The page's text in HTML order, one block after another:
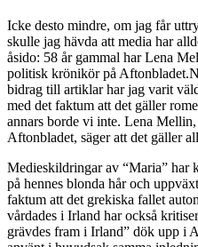
Icke desto mindre, om jag får
skulle jag hävda att media har
åsido: 58 år gammal har Lena
politisk krönikör på
bidrag till artiklar har jag varit
med det faktum att det gäller
annars borde vi inte. Lena
Aftonbladet, säger att det gäller
Medieskildringar av “Maria” har
på hennes blonda hår och
faktum att det grekiska fallet
vårdades i Irland har också
grävdes fram i Irland” dök upp i